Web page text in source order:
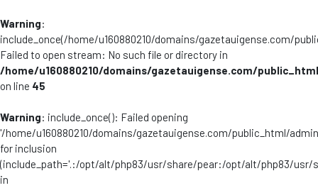
Warning:
include_once(/home/u160880210/domains/gazetauigense.com/
Failed to open stream: No such file or directory in
/home/u160880210/domains/gazetauigense.com/
on line 45
Warning: include_once(): Failed opening
'/home/u160880210/domains/gazetauigense.com/public_html/
for inclusion
(include_path='.:/opt/alt/php83/usr/share/pear:/opt/alt/php83/
in